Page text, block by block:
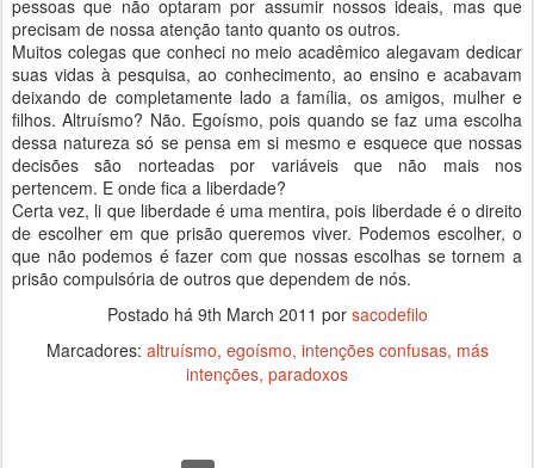
pessoas que não optaram por assumir nossos ideais, mas que
precisam de nossa atenção tanto quanto os outros.
Muitos colegas que conheci no meio acadêmico alegavam dedicar
suas vidas à pesquisa, ao conhecimento, ao ensino e acabavam
deixando de completamente lado a família, os amigos, mulher e
filhos. Altruísmo? Não. Egoísmo, pois quando se faz uma escolha
dessa natureza só se pensa em si mesmo e esquece que nossas
decisões são norteadas por variáveis que não mais nos
pertencem. E onde fica a liberdade?
Certa vez, li que liberdade é uma mentira, pois liberdade é o direito
de escolher em que prisão queremos viver. Podemos escolher, o
que não podemos é fazer com que nossas escolhas se tornem a
prisão compulsória de outros que dependem de nós.
Postado há 9th March 2011 por sacodefilo
Marcadores: altruísmo egoísmo intenções confusas más
intenções paradoxos